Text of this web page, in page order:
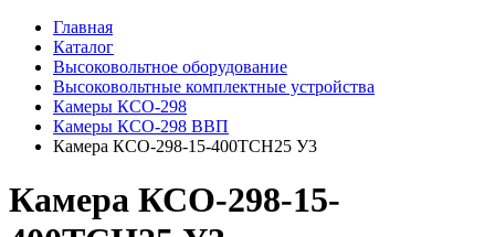
Главная
Каталог
Высоковольтное оборудование
Высоковольтные комплектные устройства
Камеры КСО-298
Камеры КСО-298 ВВП
Камера КСО-298-15-400ТСН25 У3
Камера КСО-298-15-